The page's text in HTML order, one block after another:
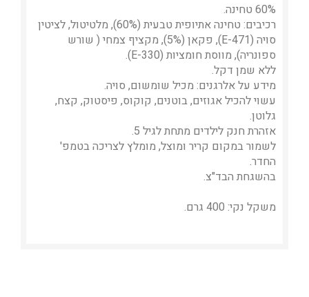
60% טחינה.
רכיבים: טחינה אתיופית טבעית (60%), מלטיטול, לציטין
סויה (E-471), פקאן (5%), מקציף צמחי ( שורש
ספונריה), מווסת חומציות (E-330).
ללא שמן דקל.
מידע על אלרגנים: מכיל שומשום, סויה.
עשוי להכיל אגוזים, בוטנים, קוקוס, פיסטוק, קצח,
גלוטן.
אזהרת חנק לילדים מתחת לגיל 5.
לשמור במקום קריר ומוצל, מומלץ לצריכה בטמפ'
החדר.
בהשגחת הבד"צ.
משקל נקי: 400 גרם.